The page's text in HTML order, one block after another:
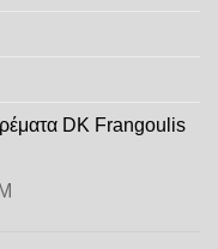
DK Frangoulis